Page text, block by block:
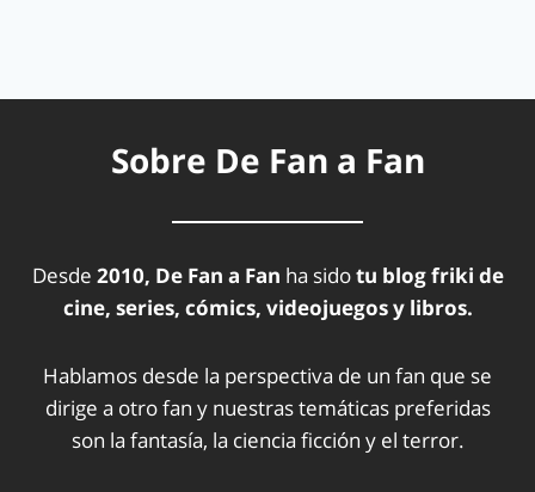
Sobre De Fan a Fan
Desde 2010, De Fan a Fan ha sidotu blog friki de
cine, series, cómics, videojuegos y libros.
Hablamos desde la perspectiva de un fan que se
dirige a otro fan y nuestras temáticas preferidas
son la fantasía, la ciencia ficción y el terror.